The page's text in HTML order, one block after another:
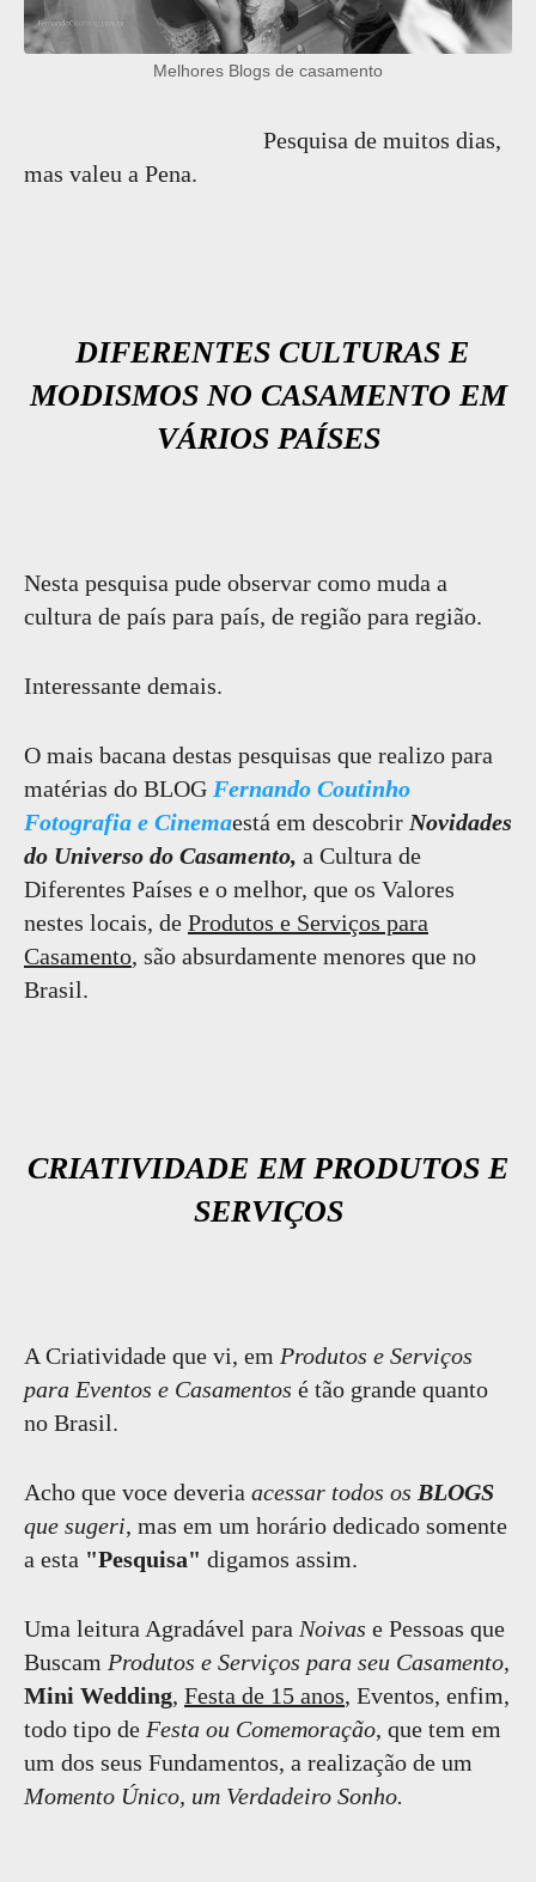
Melhores Blogs de casamento
Pesquisa de muitos dias,
mas valeu a Pena.
DIFERENTES CULTURAS E
MODISMOS NO CASAMENTO EM
VÁRIOS PAÍSES
Nesta pesquisa pude observar como muda a
cultura de país para país, de região para região.
Interessante demais.
O mais bacana destas pesquisas que realizo para
matérias do BLOG Fernando Coutinho
Fotografia e Cinemaestá em descobrir Novidades
do Universo do Casamento, a Cultura de
Diferentes Países e o melhor, que os Valores
nestes locais, de Produtos e Serviços para
Casamento, são absurdamente menores que no
Brasil.
CRIATIVIDADE EM PRODUTOS E
SERVIÇOS
A Criatividade que vi, em Produtos e Serviços
para Eventos e Casamentos é tão grande quanto
no Brasil.
Acho que voce deveria acessar todos os BLOGS
que sugeri, mas em um horário dedicado somente
a esta "Pesquisa" digamos assim.
Uma leitura Agradável para Noivas e Pessoas que
Buscam Produtos e Serviços para seu Casamento,
Mini Wedding, Festa de 15 anos, Eventos, enfim,
todo tipo de Festa ou Comemoração, que tem em
um dos seus Fundamentos, a realização de um
Momento Único, um Verdadeiro Sonho.